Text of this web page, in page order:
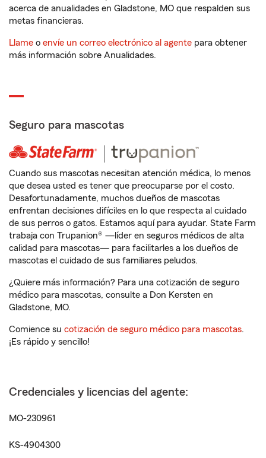
acerca de anualidades en Gladstone, MO que respalden sus
metas financieras.
Llame o envíe un correo electrónico al agente para obtener
más información sobre Anualidades.
Seguro para mascotas
Cuando sus mascotas necesitan atención médica, lo menos
que desea usted es tener que preocuparse por el costo.
Desafortunadamente, muchos dueños de mascotas
enfrentan decisiones difíciles en lo que respecta al cuidado
de sus perros o gatos. Estamos aquí para ayudar. State Farm
trabaja con Trupanion® —líder en seguros médicos de alta
calidad para mascotas— para facilitarles a los dueños de
mascotas el cuidado de sus familiares peludos.
¿Quiere más información? Para una cotización de seguro
médico para mascotas, consulte a Don Kersten en
Gladstone, MO.
Comience su cotización de seguro médico para mascotas.
¡Es rápido y sencillo!
Credenciales y licencias del agente:
MO-230961
KS-4904300